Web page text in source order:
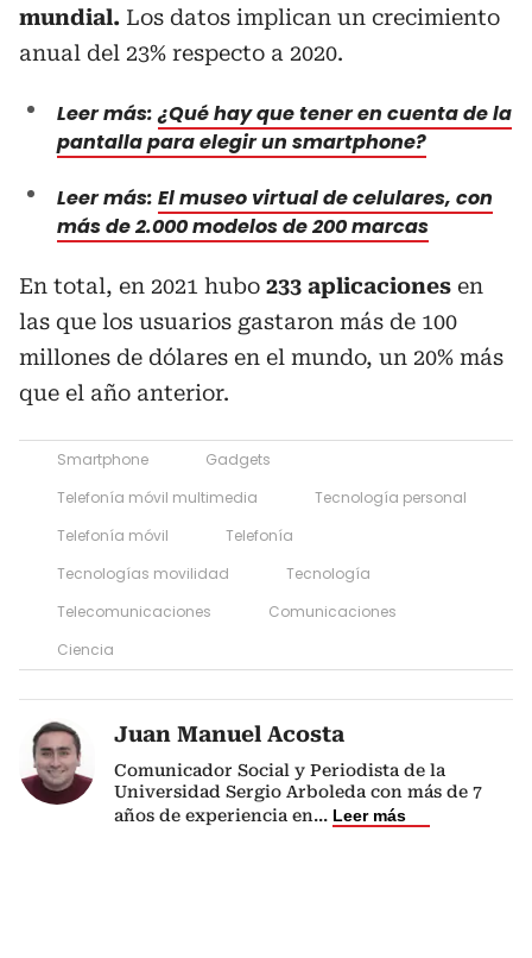
mundial. Los datos implican un crecimiento
anual del 23% respecto a 2020.
Leer más:¿Qué hay que tener en cuenta de la
pantalla para elegir un smartphone?
Leer más: El museo virtual de celulares, con
más de 2.000 modelos de 200 marcas
En total, en 2021 hubo 233 aplicaciones en
las que los usuarios gastaron más de 100
millones de dólares en el mundo, un 20% más
que el año anterior.
Smartphone
Gadgets
Telefonía móvil multimedia
Tecnología personal
Telefonía móvil
Telefonía
Tecnologías movilidad
Tecnología
Telecomunicaciones
Comunicaciones
Ciencia
Juan Manuel Acosta
Comunicador Social y Periodista de la
Universidad Sergio Arboleda con más de 7
años de experiencia en... Leer más